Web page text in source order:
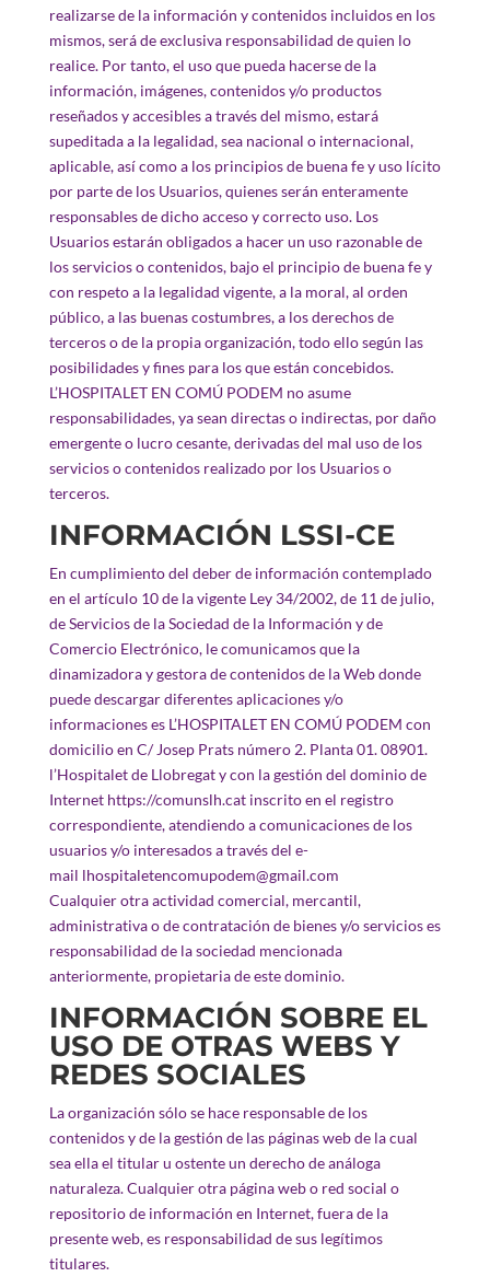
realizarse de la información y contenidos incluidos en los
mismos, será de exclusiva responsabilidad de quien lo
realice. Por tanto, el uso que pueda hacerse de la
información, imágenes, contenidos y/o productos
reseñados y accesibles a través del mismo, estará
supeditada a la legalidad, sea nacional o internacional,
aplicable, así como a los principios de buena fe y uso lícito
por parte de los Usuarios, quienes serán enteramente
responsables de dicho acceso y correcto uso. Los
Usuarios estarán obligados a hacer un uso razonable de
los servicios o contenidos, bajo el principio de buena fe y
con respeto a la legalidad vigente, a la moral, al orden
público, a las buenas costumbres, a los derechos de
terceros o de la propia organización, todo ello según las
posibilidades y fines para los que están concebidos.
L’HOSPITALET EN COMÚ PODEM no asume
responsabilidades, ya sean directas o indirectas, por daño
emergente o lucro cesante, derivadas del mal uso de los
servicios o contenidos realizado por los Usuarios o
terceros.
INFORMACIÓN LSSI-CE
En cumplimiento del deber de información contemplado
en el artículo 10 de la vigente Ley 34/2002, de 11 de julio,
de Servicios de la Sociedad de la Información y de
Comercio Electrónico, le comunicamos que la
dinamizadora y gestora de contenidos de la Web donde
puede descargar diferentes aplicaciones y/o
informaciones es L’HOSPITALET EN COMÚ PODEM con
domicilio en C/ Josep Prats número 2. Planta 01. 08901.
l’Hospitalet de Llobregat y con la gestión del dominio de
Internet https://comunslh.cat inscrito en el registro
correspondiente, atendiendo a comunicaciones de los
usuarios y/o interesados a través del e-
mail lhospitaletencomupodem@gmail.com
Cualquier otra actividad comercial, mercantil,
administrativa o de contratación de bienes y/o servicios es
responsabilidad de la sociedad mencionada
anteriormente, propietaria de este dominio.
INFORMACIÓN SOBRE EL
USO DE OTRAS WEBS Y
REDES SOCIALES
La organización sólo se hace responsable de los
contenidos y de la gestión de las páginas web de la cual
sea ella el titular u ostente un derecho de análoga
naturaleza. Cualquier otra página web o red social o
repositorio de información en Internet, fuera de la
presente web, es responsabilidad de sus legítimos
titulares.